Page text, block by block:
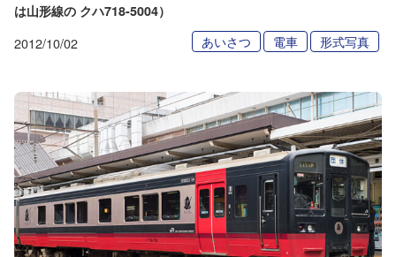
は山形線の クハ718-5004）
2012/10/02 あいさつ 電車 形式写真